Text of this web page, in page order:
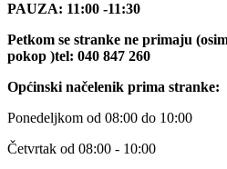
PAUZA: 11:00 -11:30
Petkom se stranke ne primaju
pokop )tel: 040 847 260
Općinski načelenik prima stranke:
Ponedeljkom od 08:00 do 10:00
Četvrtak od 08:00 - 10:00